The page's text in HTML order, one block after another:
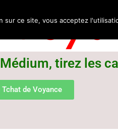
tirez les
de Voyance
sur ce site, vous acceptez